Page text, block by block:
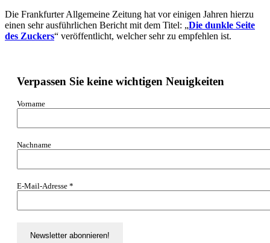
Die Frankfurter Allgemeine Zeitung hat vor einigen Jahren hierzu
einen sehr ausführlichen Bericht mit dem Titel: „Die dunkle Seite
des Zuckers“ veröffentlicht, welcher sehr zu empfehlen ist.
Verpassen Sie keine wichtigen Neuigkeiten
Vorname
Nachname
E-Mail-Adresse *